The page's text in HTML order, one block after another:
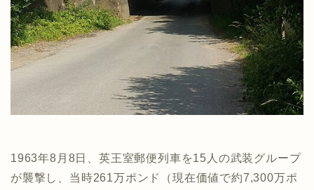
1963年8月8日、英王室郵便列車を15人の武装グループ
が襲撃し、当時261万ポンド（現在価値で約7,300万ポ